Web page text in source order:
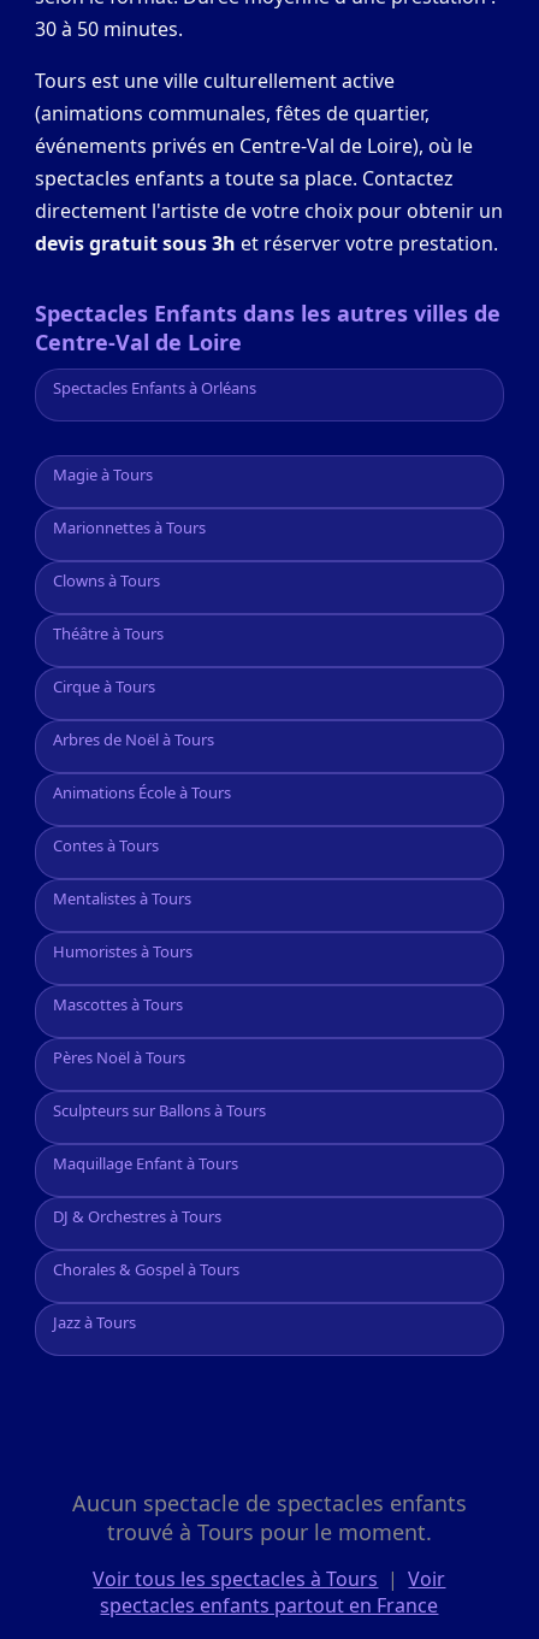
30 à 50 minutes.
Tours est une ville culturellement active
(animations communales, fêtes de quartier,
événements privés en Centre-Val de Loire), où le
spectacles enfants a toute sa place. Contactez
directement l'artiste de votre choix pour obtenir un
devis gratuit sous 3h et réserver votre prestation.
Spectacles Enfants dans les autres villes de
Centre-Val de Loire
Spectacles Enfants à Orléans
Magie à Tours
Marionnettes à Tours
Clowns à Tours
Théâtre à Tours
Cirque à Tours
Arbres de Noël à Tours
Animations École à Tours
Contes à Tours
Mentalistes à Tours
Humoristes à Tours
Mascottes à Tours
Pères Noël à Tours
Sculpteurs sur Ballons à Tours
Maquillage Enfant à Tours
DJ & Orchestres à Tours
Chorales & Gospel à Tours
Jazz à Tours
Aucun spectacle de spectacles enfants
trouvé à Tours pour le moment.
Voir tous les spectacles à Tours |Voir
spectacles enfants partout en France